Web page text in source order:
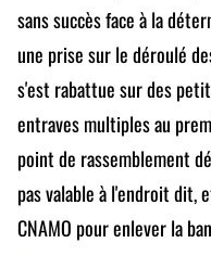
sans succès face à la
une prise sur le déroulé
s'est rabattue sur des
entraves multiples au
point de rassemblement
pas valable à l'endroit dit,
CNAMO pour enlever la